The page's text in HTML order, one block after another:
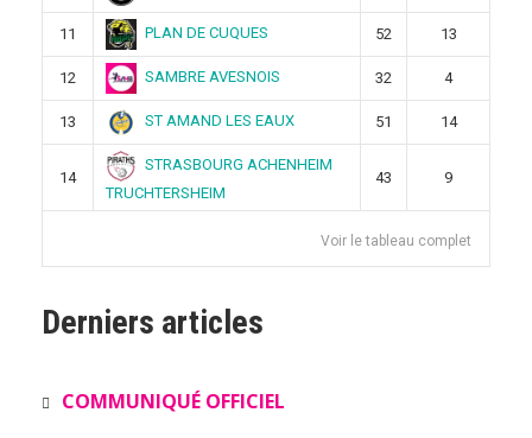
11 PLAN DE CUQUES 52 13
12 SAMBRE AVESNOIS 32 4
13 ST AMAND LES EAUX 51 14
14
STRASBOURG ACHENHEIM
TRUCHTERSHEIM
43 9
Voir le tableau complet
Derniers articles
COMMUNIQUÉ OFFICIEL